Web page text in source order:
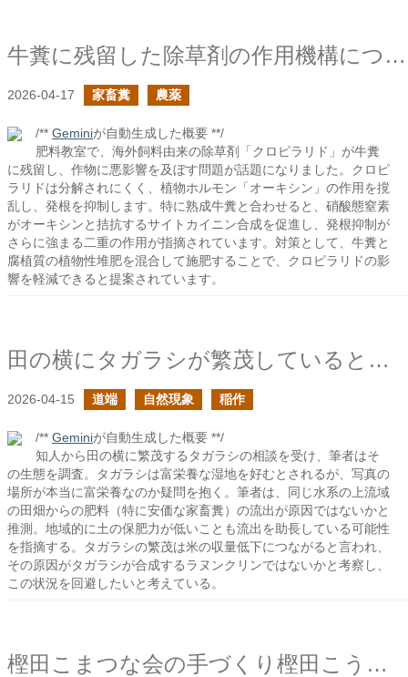
牛糞に残留した除草剤の作用機構について
2026-04-17 家畜糞 農薬
/** Geminiが自動生成した概要 **/
肥料教室で、海外飼料由来の除草剤「クロピラリド」が牛糞
に残留し、作物に悪影響を及ぼす問題が話題になりました。クロピ
ラリドは分解されにくく、植物ホルモン「オーキシン」の作用を撹
乱し、発根を抑制します。特に熟成牛糞と合わせると、硝酸態窒素
がオーキシンと拮抗するサイトカイニン合成を促進し、発根抑制が
さらに強まる二重の作用が指摘されています。対策として、牛糞と
腐植質の植物性堆肥を混合して施肥することで、クロピラリドの影
響を軽減できると提案されています。
田の横にタガラシが繁茂していると困るよね
2026-04-15 道端 自然現象 稲作
/** Geminiが自動生成した概要 **/
知人から田の横に繁茂するタガラシの相談を受け、筆者はそ
の生態を調査。タガラシは富栄養な湿地を好むとされるが、写真の
場所が本当に富栄養なのか疑問を抱く。筆者は、同じ水系の上流域
の田畑からの肥料（特に安価な家畜糞）の流出が原因ではないかと
推測。地域的に土の保肥力が低いことも流出を助長している可能性
を指摘する。タガラシの繁茂は米の収量低下につながると言われ、
その原因がタガラシが合成するラヌンクリンではないかと考察し、
この状況を回避したいと考えている。
樫田こまつな会の手づくり樫田こうじ味噌を頂いた